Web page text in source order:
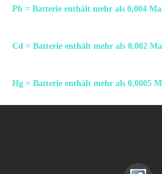
Pb = Batterie enthält mehr als 0,004
Cd = Batterie enthält mehr als 0,002
Hg = Batterie enthält mehr als 0,0005